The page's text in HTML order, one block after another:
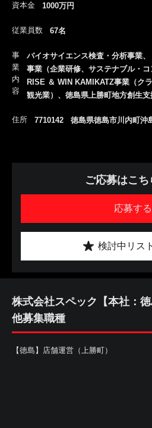
資本金 1000万円
従業員数 67名
事
業
内
容
バイオサイエンス検査・分析事業
事業（企業研修、サステナブル・コ
RISE ＆ WIN KAMIKATZ事業（ク
観光業）、徳島県上勝町地方創生支
住所 7710142 徳島県徳島市川内町沖
ご応募はこち
応募する
検討中リス
株式会社スペック【本社：
他募集職種
【徳島】店舗運営（上勝町）